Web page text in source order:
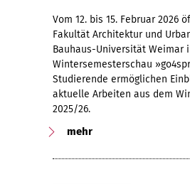
Vom 12. bis 15. Februar 2026
Fakultät Architektur und
Bauhaus-Universität Weimar
Wintersemesterschau
Studierende ermöglichen
aktuelle Arbeiten aus dem
2025/26.
mehr